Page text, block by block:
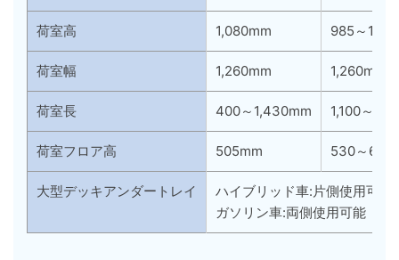
荷室高 1,080mm 985～
荷室幅 1,260mm 1,260mm
荷室長 400～1,430mm 1,100～
荷室フロア高 505mm 530～
大型デッキアンダートレイ
ハイブリッド車:片側使用可能
ガソリン車:両側使用可能